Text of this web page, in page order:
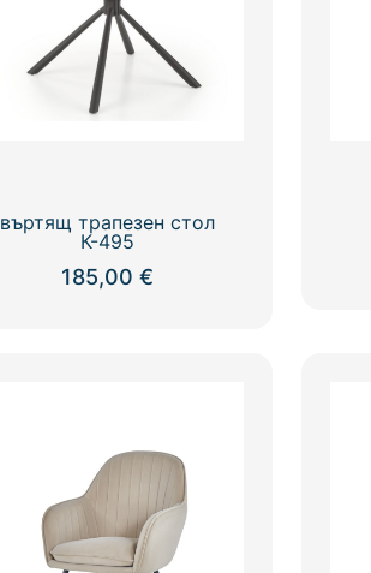
въртящ трапезен стол
К-495
185,00 €
The
options
may
be